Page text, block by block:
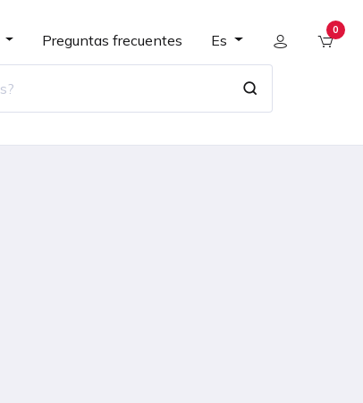
Preguntas frecuentes Es
0